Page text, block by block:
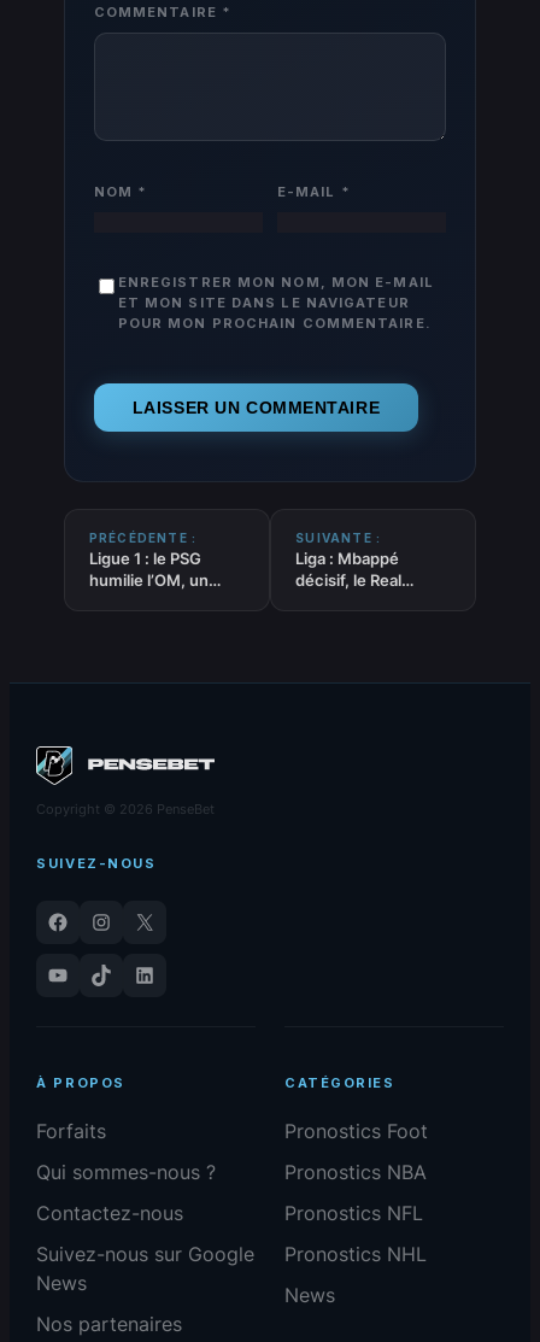
COMMENTAIRE *
NOM * E-MAIL *
ENREGISTRER MON NOM, MON E-MAIL
ET MON SITE DANS LE NAVIGATEUR
POUR MON PROCHAIN COMMENTAIRE.
PRÉCÉDENTE :
Ligue 1 : le PSG
humilie l’OM, un
SUIVANTE :
Liga : Mbappé
décisif, le Real
Copyright © 2026 PenseBet
SUIVEZ-NOUS
Facebook Instagram
X
YouTube
TikTok LinkedIn
À PROPOS
Forfaits
Qui sommes-nous ?
Contactez-nous
Suivez-nous sur Google
News
Nos partenaires
CATÉGORIES
Pronostics Foot
Pronostics NBA
Pronostics NFL
Pronostics NHL
News